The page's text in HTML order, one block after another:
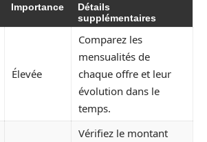
Importance
Détails
supplémentaires
Élevée
Comparez les
mensualités de
chaque offre et leur
évolution dans le
temps.
Vérifiez le montant